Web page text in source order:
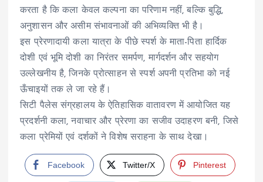
करता है कि कला केवल कल्पना का परिणाम नहीं, बल्कि बुद्धि,
अनुशासन और असीम संभावनाओं की अभिव्यक्ति भी है।
इस प्रेरणादायी कला यात्रा के पीछे स्पर्श के माता-पिता हार्दिक
दोशी एवं भूमि दोशी का निरंतर समर्पण, मार्गदर्शन और सहयोग
उल्लेखनीय है, जिनके प्रोत्साहन से स्पर्श अपनी प्रतिभा को नई
ऊँचाइयों तक ले जा रहे हैं।
सिटी पैलेस संग्रहालय के ऐतिहासिक वातावरण में आयोजित यह
प्रदर्शनी कला, नवाचार और प्रेरणा का सजीव उदाहरण बनी, जिसे
कला प्रेमियों एवं दर्शकों ने विशेष सराहना के साथ देखा।
Facebook Twitter/X Pinterest